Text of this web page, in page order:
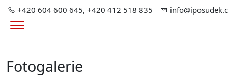
+420 604 600 645, +420 412 518 835
Menu
Fotogalerie